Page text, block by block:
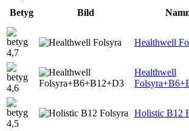
Betyg
Bild
4,7
Healthwell
4,6
Healthwell
4,5
Holistic B12